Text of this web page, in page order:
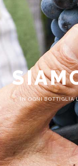
IN OGNI BOTTIGLIA